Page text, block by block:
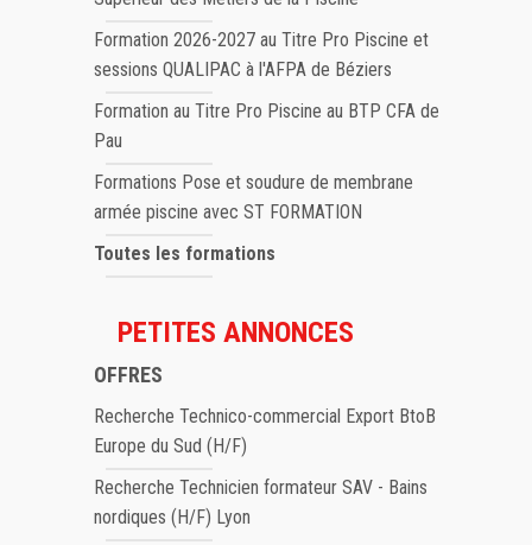
Formation 2026-2027 au Titre Pro Piscine et
sessions QUALIPAC à l'AFPA de Béziers
Formation au Titre Pro Piscine au BTP CFA de
Pau
Formations Pose et soudure de membrane
armée piscine avec ST FORMATION
Toutes les formations
PETITES ANNONCES
OFFRES
Recherche Technico-commercial Export BtoB
Europe du Sud (H/F)
Recherche Technicien formateur SAV - Bains
nordiques (H/F) Lyon